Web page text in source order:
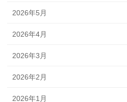
2026年5月
2026年4月
2026年3月
2026年2月
2026年1月